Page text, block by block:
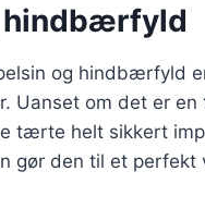
hindbærfyld
og hindbærfyld
Uanset om det er
tærte helt sikkert
gør den til et perfekt